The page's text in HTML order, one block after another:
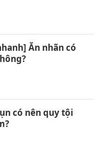
Ăn nhãn có
có nên quy tội